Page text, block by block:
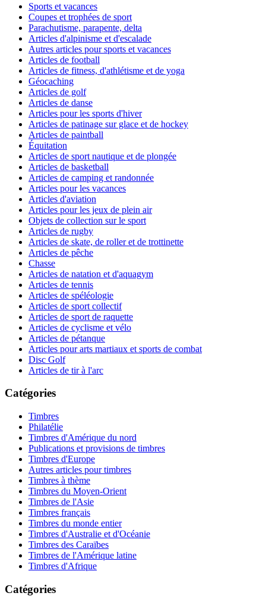
Sports et vacances
Coupes et trophées de sport
Parachutisme, parapente, delta
Articles d'alpinisme et d'escalade
Autres articles pour sports et vacances
Articles de football
Articles de fitness, d'athlétisme et de yoga
Géocaching
Articles de golf
Articles de danse
Articles pour les sports d'hiver
Articles de patinage sur glace et de hockey
Articles de paintball
Équitation
Articles de sport nautique et de plongée
Articles de basketball
Articles de camping et randonnée
Articles pour les vacances
Articles d'aviation
Articles pour les jeux de plein air
Objets de collection sur le sport
Articles de rugby
Articles de skate, de roller et de trottinette
Articles de pêche
Chasse
Articles de natation et d'aquagym
Articles de tennis
Articles de spéléologie
Articles de sport collectif
Articles de sport de raquette
Articles de cyclisme et vélo
Articles de pétanque
Articles pour arts martiaux et sports de combat
Disc Golf
Articles de tir à l'arc
Catégories
Timbres
Philatélie
Timbres d'Amérique du nord
Publications et provisions de timbres
Timbres d'Europe
Autres articles pour timbres
Timbres à thème
Timbres du Moyen-Orient
Timbres de l'Asie
Timbres français
Timbres du monde entier
Timbres d'Australie et d'Océanie
Timbres des Caraïbes
Timbres de l'Amérique latine
Timbres d'Afrique
Catégories